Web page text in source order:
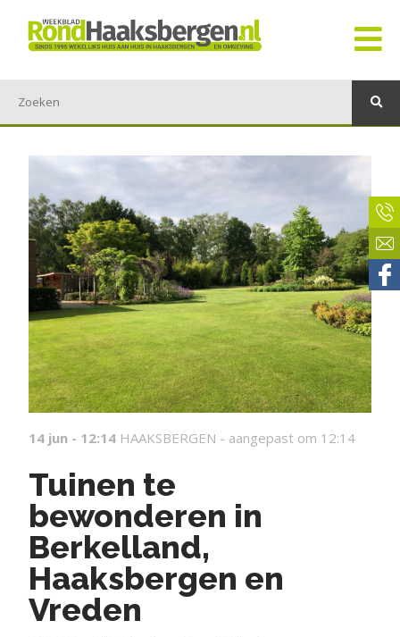
14 jun - 12:14 HAAKSBERGEN - aangepast om 12:14
Tuinen te
bewonderen in
Berkelland,
Haaksbergen en
Vreden